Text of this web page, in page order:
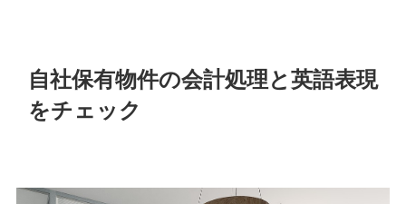
自社保有物件の会計処理と英語表現
をチェック